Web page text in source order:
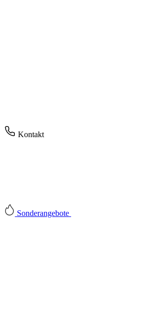
Kontakt
Sonderangebote